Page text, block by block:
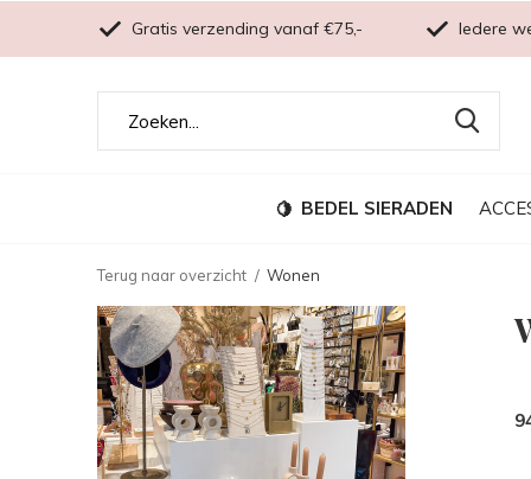
BEDEL SIERADEN
Gratis verzending vanaf €75,- Iedere
Terug naar overzicht Wonen